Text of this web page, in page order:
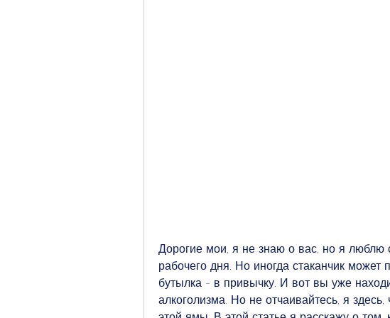
Дорогие мои, я не знаю о вас, но я люблю
рабочего дня. Но иногда стаканчик может
бутылка - в привычку. И вот вы уже
алкоголизма. Но не отчаивайтесь, я